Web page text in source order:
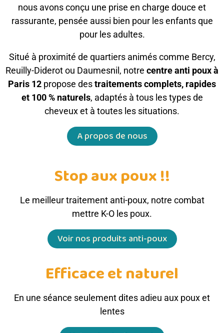
nous avons conçu une prise en charge douce et
rassurante, pensée aussi bien pour les enfants que
pour les adultes.
Situé à proximité de quartiers animés comme Bercy,
Reuilly-Diderot ou Daumesnil, notre centre anti poux à
Paris 12 propose destraitements complets, rapides
et 100 % naturels, adaptés à tous les types de
cheveux et à toutes les situations.
A propos de nous
Stop aux poux !!
Le meilleur traitement anti-poux, notre combat
mettre K-O les poux.
Voir nos produits anti-poux
Efficace et naturel
En une séance seulement dites adieu aux poux et
lentes